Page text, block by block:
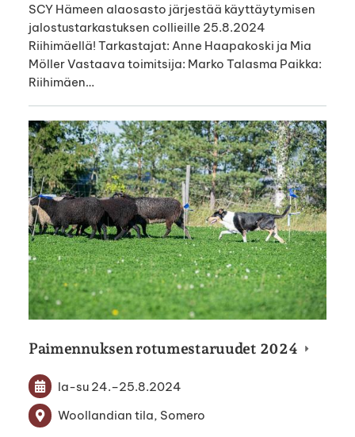
SCY Hämeen alaosasto järjestää käyttäytymisen
jalostustarkastuksen collieille 25.8.2024
Riihimäellä! Tarkastajat: Anne Haapakoski ja Mia
Möller Vastaava toimitsija: Marko Talasma Paikka:
Riihimäen…
Paimennuksen rotumestaruudet 2024
la-su 24.–25.8.2024
Woollandian tila, Somero